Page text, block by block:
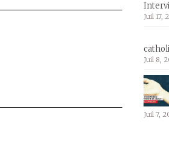
Juil 17,
Juil 8,
Juil 7,